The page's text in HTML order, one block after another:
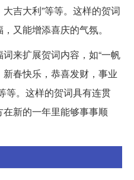
吉大利”等等。这样的贺词
又能增添喜庆的气氛。
来扩展贺词内容，如“一帆
春快乐，恭喜发财，事业
等。这样的贺词具有连贯
新的一年里能够事事顺